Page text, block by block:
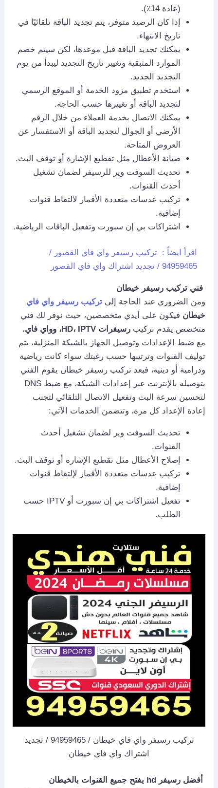
(عادة 14٪).
إذا كان الرصيد متوفر، يتم تجديد الباقة تلقائيًا في
تاريخ الانتهاء.
يمكنك تجديد الباقة قبل موعدها، لكن سيتم خصم
الموارد المتبقية وتغيير تاريخ التجديد ليبدأ من يوم
التجديد الجديد.
استخدم تطبيق مزود الخدمة أو الموقع الرسمي
لتجديد الباقة أو تغييرها حسب الحاجة.
يمكنك الاتصال بخدمة العملاء من خلال الرقم
الأرضي أو الجوال لتجديد الباقة أو الاستفسار عن
العروض المتاحة.
صيانة الأعطال مثل تقطيع الإشارة أو توقف البث.
تحديث السوفت وير للرسيفر لضمان تشغيل
أحدث القنوات.
تركيب عدسات متعددة الأقمار لالتقاط قنوات
إضافية.
اشتراكات بي إن سبورت وتفعيل الباقات الرياضية.
اقرأ ايضاً : تركيب رسيفر واي فاي القصور /
94959465 / تجديد اشتراك واي فاي القصور
فني تركيب رسيفر خيطان
ومن الضروري عند الحاجة إلىتركيب رسيفر واي فاي
خيطان فيكون على أيدي متخصصين، حيث نوفر لك فني
متخصص يقدم تركيبرسيفرات HD، IPTV، وواي فاي
،
مع ضبط الإعدادات وتوصيل الجهاز بالشبكة المنزلية، يتم
توليف القنوات وترتيبها حسب رغبتك سواء كانت رياضية
ودرامية أو دينية، فبعد تركيب رسيفر خيطان يقوم الفني
بتوصيله بالإنترنت عبر إعدادات الشبكة، مع ضبط DNS
لتحسين سرعة البث وتفعيل الاتصال التلقائي لتجنب
إعادة الإعداد كل مرة، وتتضمن الخدمات الآتي:
تحديث السوفت وير لضمان تشغيل أحدث
القنوات.
إصلاح الأعطال مثل تقطيع الإشارة أو توقف البث.
تركيب عدسات متعددة الأقمار لإلتقاط قنوات
إضافية.
تفعيل اشتراكات بي إن سبورت أو IPTV حسب
الطلب.
تركيب رسيفر واي فاي خيطان / 94959465 / تجديد
اشتراك واي فاي خيطان
أفضل رسيفر hd يفتح جميع القنوات بالخيطان